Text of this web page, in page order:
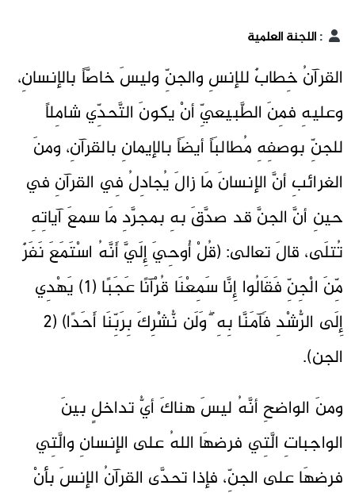
:اللجنة العلمية
القرآنُ خِطابٌ للإنسِ والجنِّ وليسَ خاصَّاً بالإنسانِ،
وعليهِ فمِنَ الطَّبيعيِّ أنْ يكونَ التَّحدِّي شامِلاً
للجنِّ بوصفِهِ مُطالبَاً أيضَاً بالإيمانِ بالقرآنِ، ومنَ
الغرائبِ أنَّ الإنسانَ مَا زالَ يُجادِلُ فِي القرآنِ في
حينِ أنَّ الجنَّ قد صدَّقَ بهِ بمجرَّدِ مَا سمعَ آياتِهِ
تُتلَى، قالَ تعالى: (قُلْ أُوحِيَ إِلَيَّ أَنَّهُ اسْتَمَعَ نَفَرٌ
مِّنَ الْجِنِّ فَقَالُوا إِنَّا سَمِعْنَا قُرْآنًا عَجَبًا (1) يَهْدِي
إِلَى الرُّشْدِ فَآمَنَّا بِهِ ۖ وَلَن نُّشْرِكَ بِرَبِّنَا أَحَدًا) (2
الجن).
ومنَ الواضحِ أنَّهُ ليسَ هناكَ أيُّ تداخلٍ بينَ
الواجباتِ الَّتِي فرضهَا اللهُ على الإنسانِ والَّتِي
فرضهَا على الجنِّ، فإذا تحدَّى القرآنُ الإنسَ بأنْ